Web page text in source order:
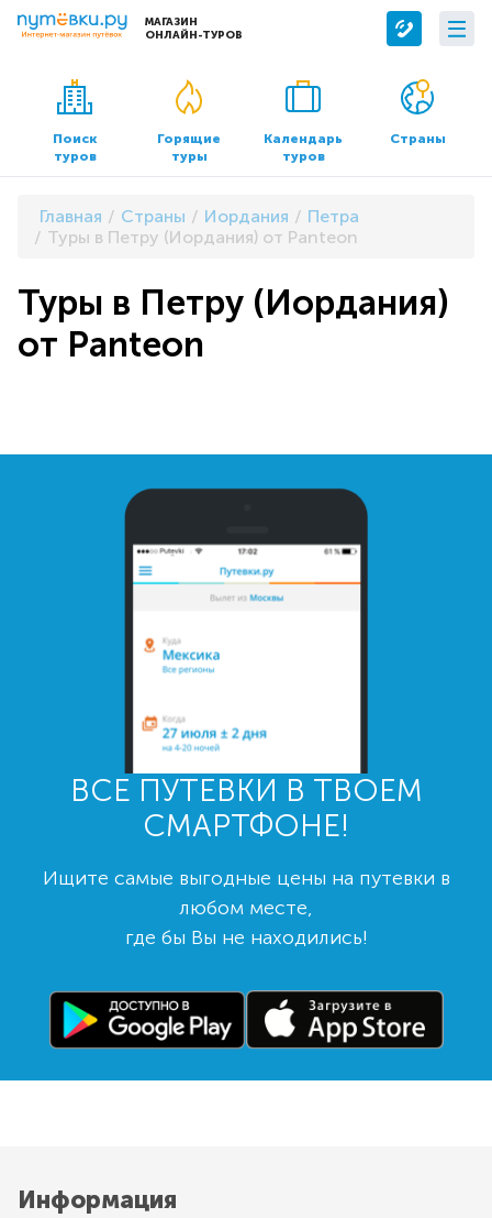
МАГАЗИН
ОНЛАЙН-ТУРОВ
Сервисы
Бронирование отелей
Трансфер
О компании
О нас
Контакты
Документы и реквизиты
Поиск
туров
Горящие
туры
Календарь
туров
Страны
Главная Страны Иордания
Петра
Туры в Петру (Иордания) от Panteon
Туры в Петру (Иордания)
от Panteon
ВСЕ ПУТЕВКИ В ТВОЕМ
СМАРТФОНЕ!
Ищите самые выгодные цены на путевки в
любом месте,
где бы Вы не находились!
Информация